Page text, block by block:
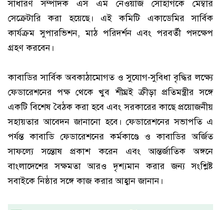
সাধারণ সম্পাদক এস এম নেওয়াজ সোহাগকে মেম্বার
সেক্রেটারি করা হয়েছে। এই কমিটি একাডেমির সার্বিক
কার্যক্রম সুপারভিশন, মাঠ পরিদর্শন এবং পরবর্তী পদক্ষেপ
গ্রহণ করবেন।
কাবাডির সার্বিক অবকাঠামোগত ও সুযোগ-সুবিধা বৃদ্ধির লক্ষ্যে
ফেডারেশনের পক্ষ থেকে খুব শীঘ্রই ক্রীড়া প্রতিমন্ত্রীর সঙ্গে
একটি বিশেষ বৈঠক করা হবে এবং সরকারের কাছে প্রয়োজনীয়
সহায়তার আবেদন জানানো হবে। ফেডারেশনের সভাপতি এ
পর্যন্ত কাবাডি ফেডারেশনের কর্মকাণ্ডে ও কাবাডির অর্জিত
সাফল্যে সন্তোষ প্রকাশ করেন এবং আন্তর্জাতিক অঙ্গনে
বাংলাদেশের সক্ষমতা আরও দৃশ্যমান করার জন্য সংশ্লিষ্ট
সবাইকে নিষ্ঠার সঙ্গে কাজ করার আহ্বান জানান।